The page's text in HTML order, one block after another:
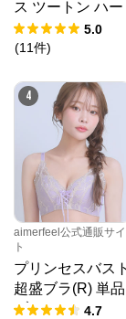
ス ツートン ハー
フバックショーツ
5.0
(11件)
4
aimerfeel公式通販サイ
ト
プリンセスバスト
超盛ブラ(R) 単品
ブラジャー4.7